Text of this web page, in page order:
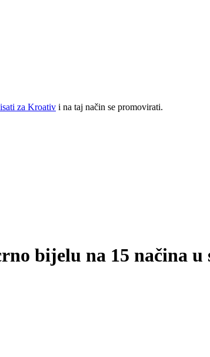
za Kroativ i na taj način se promovirati.
bijelu na 15 načina u